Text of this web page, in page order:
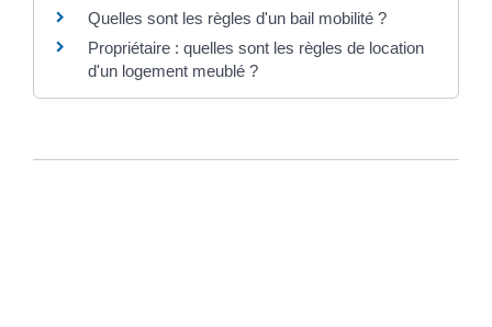
Quelles sont les règles d'un bail mobilité ?
Propriétaire : quelles sont les règles de location
d'un logement meublé ?